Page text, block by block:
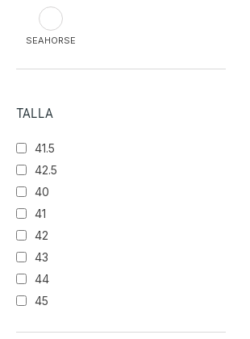
SEAHORSE
TALLA
41.5
42.5
40
41
42
43
44
45